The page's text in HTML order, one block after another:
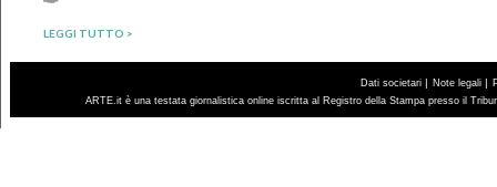
LEGGI TUTTO >
Dati societari | Note legali |
ARTE.it è una testata giornalistica online iscritta al Registro della Stampa presso il